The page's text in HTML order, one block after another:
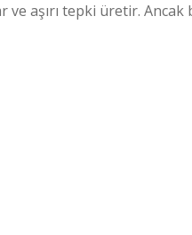
ve aşırı tepki üretir.